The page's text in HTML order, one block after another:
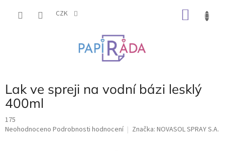
CZK
Lak ve spreji na vodní bázi lesklý
400ml
175
Průměrné
Neohodnoceno Podrobnosti hodnocení Značka: NOVASOL SPRAY S.A.